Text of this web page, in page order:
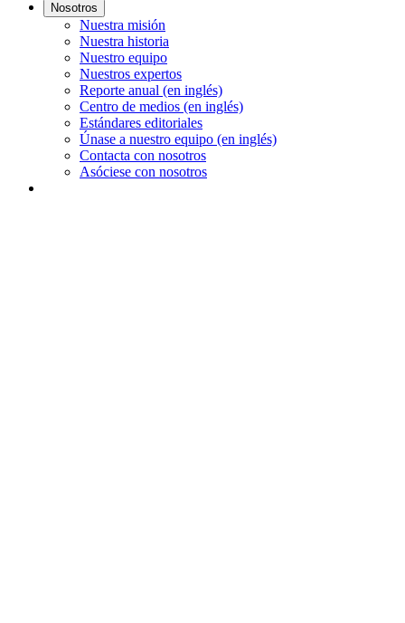
Nosotros
Nuestra misión
Nuestra historia
Nuestro equipo
Nuestros expertos
Reporte anual (en inglés)
Centro de medios (en inglés)
Estándares editoriales
Únase a nuestro equipo (en inglés)
Contacta con nosotros
Asóciese con nosotros